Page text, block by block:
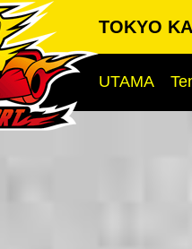
TOKYO
UTAMA